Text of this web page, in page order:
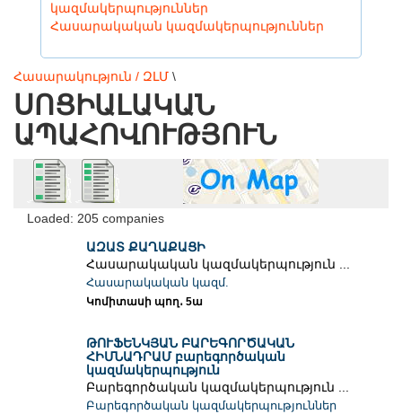
կազմակերպություններ
Հասարակական կազմակերպություններ
Հասարակություն / ԶԼՄ \
ՍՈՑԻԱԼԱԿԱՆ
ԱՊԱՀՈՎՈՒԹՅՈՒՆ
Loaded: 205 companies
ԱԶԱՏ ՔԱՂԱՔԱՑԻ
Հասարակական կազմակերպություն ...
Հասարակական կազմ.
Կոմիտասի պող․ 5ա
ԹՈՒՖԵՆԿՅԱՆ ԲԱՐԵԳՈՐԾԱԿԱՆ
ՀԻՄՆԱԴՐԱՄ բարեգործական
կազմակերպություն
Բարեգործական կազմակերպություն ...
Բարեգործական կազմակերպություններ